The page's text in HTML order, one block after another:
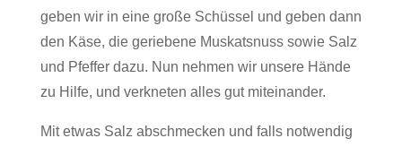
geben wir in eine große Schüssel und geben dann
den Käse, die geriebene Muskatsnuss sowie Salz
und Pfeffer dazu. Nun nehmen wir unsere Hände
zu Hilfe, und verkneten alles gut miteinander.
Mit etwas Salz abschmecken und falls notwendig